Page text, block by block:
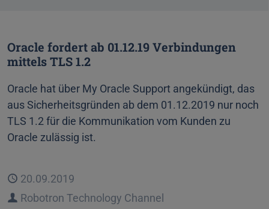
Oracle fordert ab 01.12.19 Verbindungen
mittels TLS 1.2
Oracle hat über My Oracle Support angekündigt, das
aus Sicherheitsgründen ab dem 01.12.2019 nur noch
TLS 1.2 für die Kommunikation vom Kunden zu
Oracle zulässig ist.
Veröffentlicht
20.09.2019
Autor
Robotron Technology Channel